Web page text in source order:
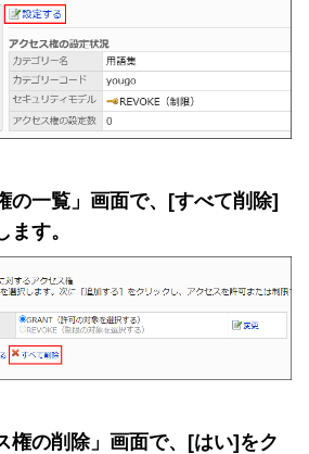
の一覧」画面で、[すべて削除]
ます。
権の削除」画面で、[はい]をク